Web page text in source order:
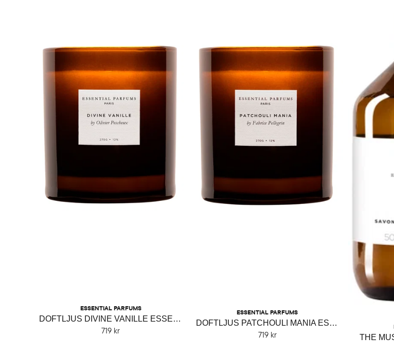
ESSENTIAL PARFUMS
DOFTLJUS DIVINE VANILLE ESSENTIAL PARFUMS
719 kr
ESSENTIAL PARFUMS
DOFTLJUS PATCHOULI MANIA ESSENTIAL PARFUMS
719 kr THE